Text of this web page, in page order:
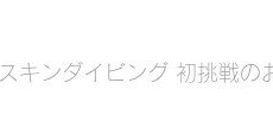
スキンダイビング 初挑戦の